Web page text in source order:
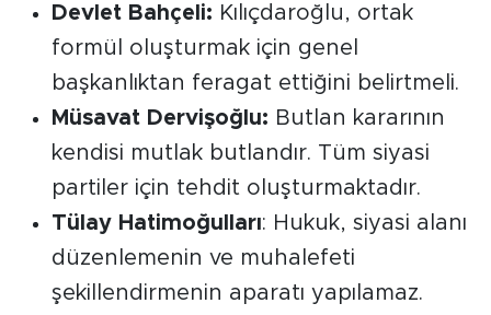
Hayat Adeta
Durduruldu
Devlet Bahçeli: Kılıçdaroğlu, ortak
formül oluşturmak için genel
başkanlıktan feragat ettiğini belirtmeli.
Müsavat Dervişoğlu: Butlan kararının
kendisi mutlak butlandır. Tüm siyasi
partiler için tehdit oluşturmaktadır.
Tülay Hatimoğulları: Hukuk, siyasi alanı
düzenlemenin ve muhalefeti
şekillendirmenin aparatı yapılamaz.